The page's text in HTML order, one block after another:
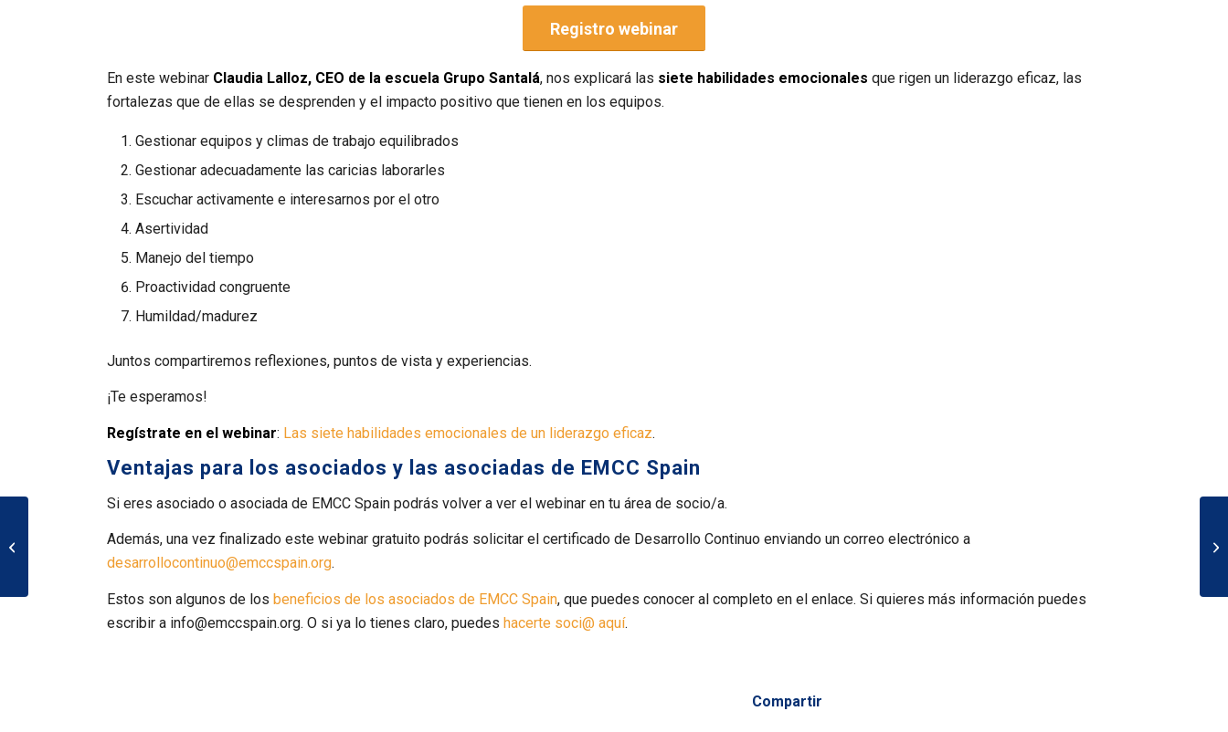
Registro webinar
En este webinar Claudia Lalloz, CEO de la escuela Grupo Santalá, nos explicará las siete habilidades emocionales que rigen un liderazgo eficaz, las
fortalezas que de ellas se desprenden y el impacto positivo que tienen en los equipos.
Gestionar equipos y climas de trabajo equilibrados
Gestionar adecuadamente las caricias laborarles
Escuchar activamente e interesarnos por el otro
Asertividad
Manejo del tiempo
Proactividad congruente
Humildad/madurez
Juntos compartiremos reflexiones, puntos de vista y experiencias.
¡Te esperamos!
Regístrate en el webinar: Las siete habilidades emocionales de un liderazgo eficaz.
Ventajas para los asociados y las asociadas de EMCC Spain
Si eres asociado o asociada de EMCC Spain podrás volver a ver el webinar en tu área de socio/a.
Además, una vez finalizado este webinar gratuito podrás solicitar el certificado de Desarrollo Continuo enviando un correo electrónico a
desarrollocontinuo@emccspain.org.
Estos son algunos de losbeneficios de los asociados de EMCC Spain, que puedes conocer al completo en el enlace. Si quieres más información puedes
escribir a info@emccspain.org. O si ya lo tienes claro, puedeshacerte soci@ aquí.
Compartir
acción. Descubriendo